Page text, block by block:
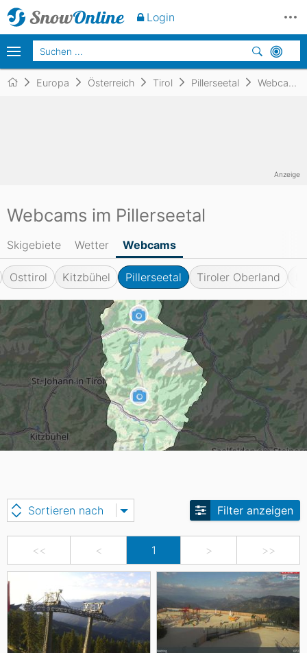
Europa Österreich Tirol Pillerseetal Webcams
Webcams im Pillerseetal
Skigebiete Wetter Webcams
Osttirol Kitzbühel Pillerseetal Tiroler Oberland
<< < 1 > >>
Sortieren nach Filter anzeigen
Anzeige
Login